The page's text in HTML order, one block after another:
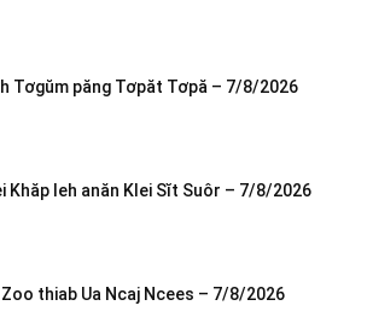
Tơgŭm păng Tơpăt Tơpă – 7/8/2026
Khăp leh anăn Klei Sĭt Suôr – 7/8/2026
Zoo thiab Ua Ncaj Ncees – 7/8/2026